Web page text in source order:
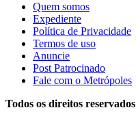
Quem somos
Expediente
Política de Privacidade
Termos de uso
Anuncie
Post Patrocinado
Fale com o Metrópoles
Todos os direitos reservados